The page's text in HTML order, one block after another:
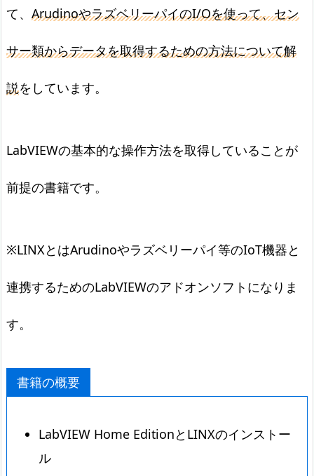
て、 ArudinoやラズベリーパイのI/Oを使って、セン
サー類からデータを取得するための方法について解
説をしています。
LabVIEWの基本的な操作方法を取得していることが
前提の書籍です。
※LINXとはArudinoやラズベリーパイ等のIoT機器と
連携するためのLabVIEWのアドオンソフトになりま
す。
書籍の概要
LabVIEW Home EditionとLINXのインストー
ル